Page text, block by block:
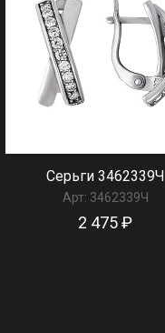
Серьги 3462339Ч
Арт: 3462339Ч
2 475 ₽